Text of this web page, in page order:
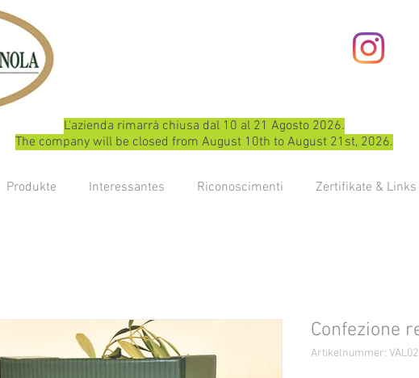
L'azienda rimarrà chiusa dal 10 al 21 Agosto 2026.
The company will be closed from August 10th to August 21st, 2026.
Produkte Interessantes Riconoscimenti Zertifikate & Links
Confezione
Artikelnummer: VAL02